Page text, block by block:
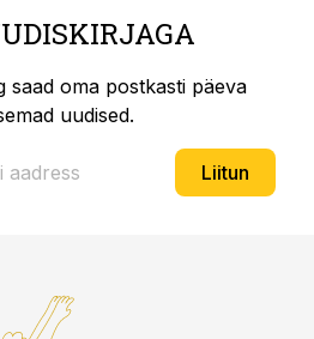
saad oma postkasti päeva
uudised.
Liitun